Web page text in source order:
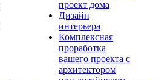
проект дома
Дизайн
интерьера
Комплексная
проработка
вашего проекта с
архитектором